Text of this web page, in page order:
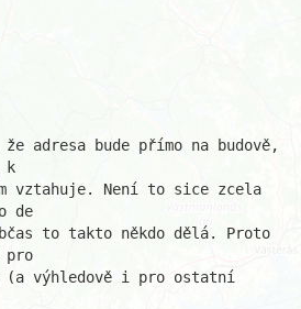
adresa bude přímo na budově,
k
vztahuje. Není to sice zcela
de
to takto někdo dělá. Proto
pro
(a výhledově i pro ostatní